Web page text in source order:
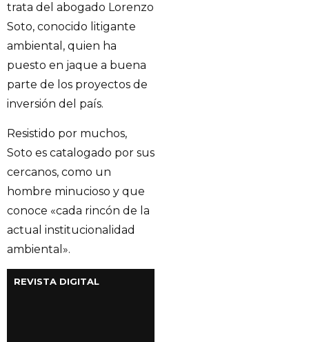
trata del abogado Lorenzo
Soto, conocido litigante
ambiental, quien ha
puesto en jaque a buena
parte de los proyectos de
inversión del país.
Resistido por muchos,
Soto es catalogado por sus
cercanos, como un
hombre minucioso y que
conoce «cada rincón de la
actual institucionalidad
ambiental».
REVISTA DIGITAL